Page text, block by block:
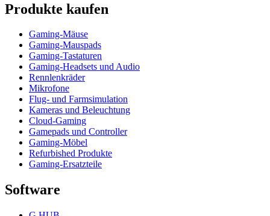
Produkte kaufen
Gaming-Mäuse
Gaming-Mauspads
Gaming-Tastaturen
Gaming-Headsets und Audio
Rennlenkräder
Mikrofone
Flug- und Farmsimulation
Kameras und Beleuchtung
Cloud-Gaming
Gamepads und Controller
Gaming-Möbel
Refurbished Produkte
Gaming-Ersatzteile
Software